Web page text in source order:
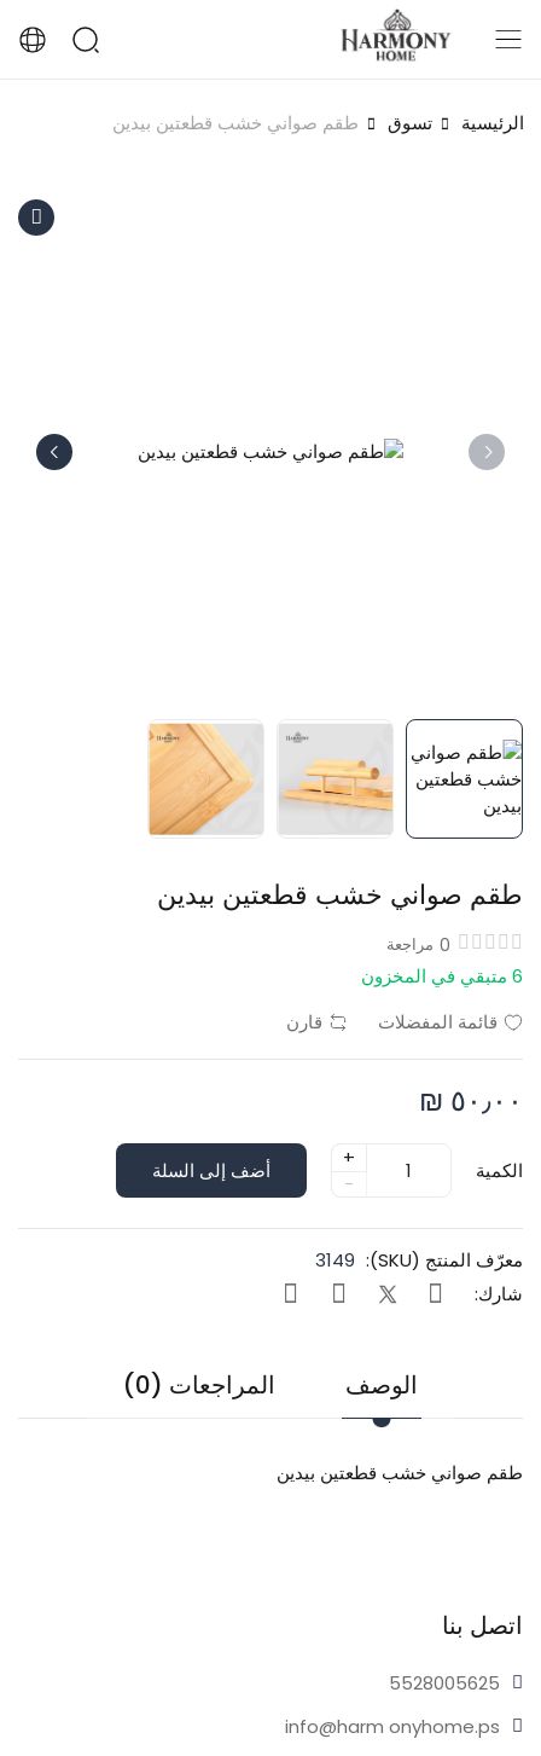
الرئيسية تسوق طقم صواني خشب قطعتين بيدين
طقم صواني خشب قطعتين بيدين
0 مراجعة
6 متبقي في المخزون
قائمة المفضلات
قارن
٥٠٫٠٠ ₪
الكمية
+
-
أضف إلى السلة
معرّف المنتج (SKU):
3149
شارك:
الوصف المراجعات (0)
طقم صواني خشب قطعتين بيدين
اتصل بنا
05625
55280
info@harm onyhome.ps